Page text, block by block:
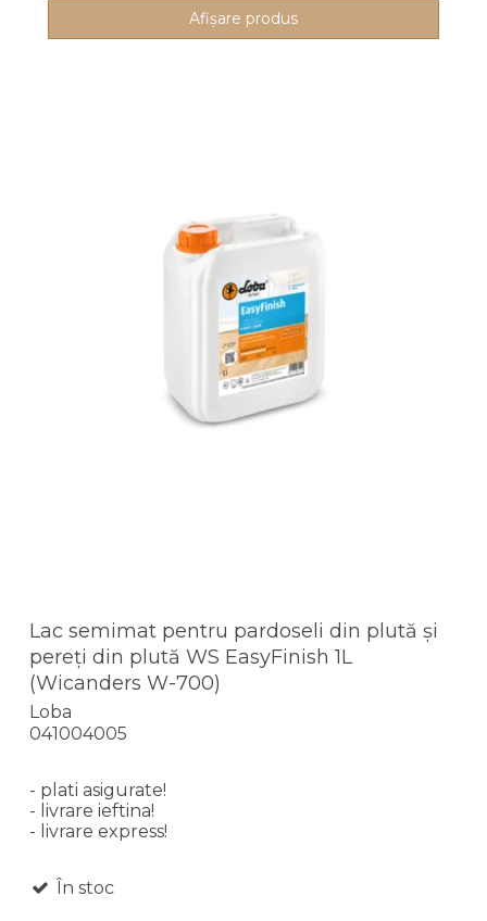
Afişare produs
Lac semimat pentru pardoseli din plută și
pereți din plută WS EasyFinish 1L
(Wicanders W-700)
Loba
041004005
- plati asigurate!
- livrare ieftina!
- livrare express!
În stoc